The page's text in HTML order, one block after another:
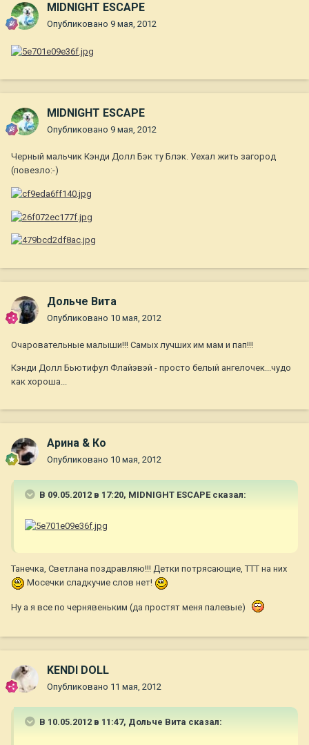
MIDNIGHT ESCAPE
Опубликовано 9 мая, 2012
MIDNIGHT ESCAPE
Опубликовано 9 мая, 2012
Черный мальчик Кэнди Долл Бэк ту Блэк. Уехал жить загород
(повезло:-)
Дольче Вита
Опубликовано 10 мая, 2012
Очаровательные малыши!!! Самых лучших им мам и пап!!!
Кэнди Долл Бьютифул Флайэвэй - просто белый ангелочек...чудо
как хороша...
Арина & Ко
Опубликовано 10 мая, 2012
В 09.05.2012 в 17:20, MIDNIGHT ESCAPE сказал:
Танечка, Светлана поздравляю!!! Детки потрясающие, ТТТ на них
Мосечки сладкучие слов нет!
Ну а я все по чернявеньким (да простят меня палевые)
KENDI DOLL
Опубликовано 11 мая, 2012
В 10.05.2012 в 11:47, Дольче Вита сказал: